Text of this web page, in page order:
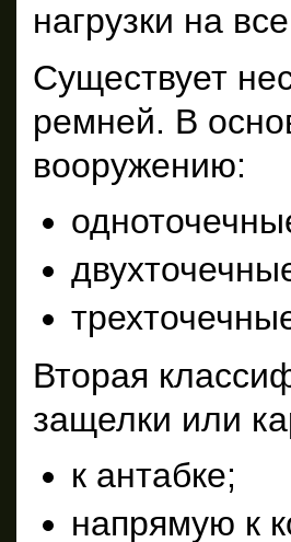
нагрузки на
Существует
ремней. В
вооружению:
Вторая
защелки или
к антабке;
напрямую к